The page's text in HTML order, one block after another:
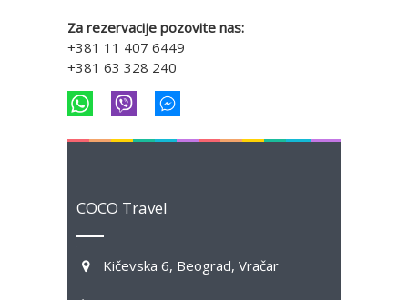
Za rezervacije pozovite nas:
+381 11 407 6449
+381 63 328 240
COCO Travel
Kičevska 6, Beograd, Vračar